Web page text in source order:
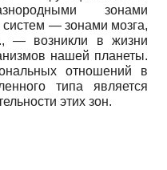
зонами
— зонами мозга,
— возникли в жизни
нашей планеты.
отношений в
типа является
этих зон.